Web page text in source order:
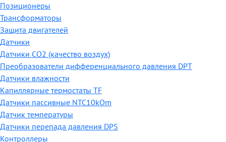
Позиционеры
Трансформаторы
Защита двигателей
Датчики
Датчики СО2 (качество воздух)
Преобразователи дифференциального давления DPT
Датчики влажности
Капиллярные термостаты TF
Датчики пассивные NTC10kOm
Датчик температуры
Датчики перепада давления DPS
Контроллеры